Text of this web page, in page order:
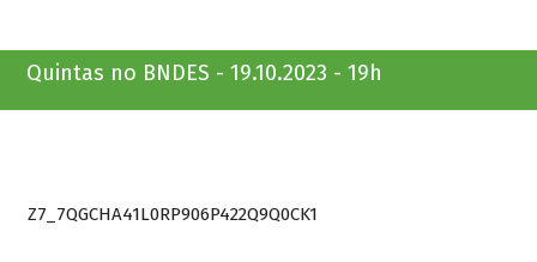
Quintas no BNDES - 19.10.2023 - 19h
Z7_7QGCHA41L0RP906P422Q9Q0CK1